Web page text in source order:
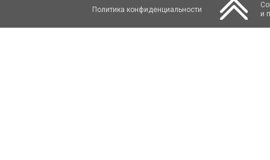
Политика конфиденциальности
и